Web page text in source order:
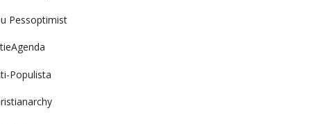
Pessoptimist
Populista